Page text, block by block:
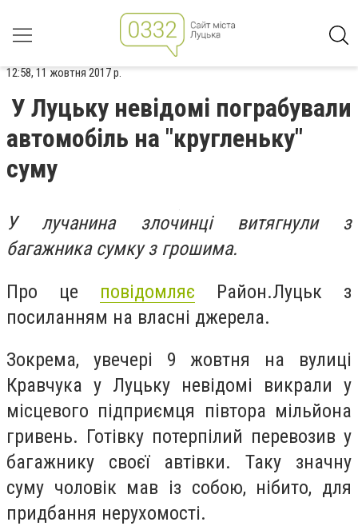
12:58, 11 жовтня 2017 р.
У Луцьку невідомі пограбували
автомобіль на "кругленьку"
суму
У лучанина злочинці витягнули з
багажника сумку з грошима.
Про це повідомляє Район.Луцьк з
посиланням на власні джерела.
Зокрема, увечері 9 жовтня на вулиці
Кравчука у Луцьку невідомі викрали у
місцевого підприємця півтора мільйона
гривень. Готівку потерпілий перевозив у
багажнику своєї автівки. Таку значну
суму чоловік мав із собою, нібито, для
придбання нерухомості.